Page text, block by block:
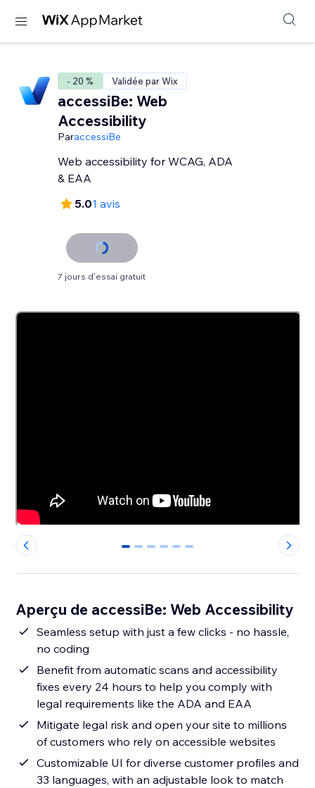
- 20 % Validée par Wix
accessiBe: Web
Accessibility
ParaccessiBe
Web accessibility for WCAG, ADA
& EAA
5.01 avis
7 jours d'essai gratuit
0 1 2 3 4 5
Aperçu de accessiBe: Web Accessibility
Seamless setup with just a few clicks - no hassle,
no coding
Benefit from automatic scans and accessibility
fixes every 24 hours to help you comply with
legal requirements like the ADA and EAA
Mitigate legal risk and open your site to millions
of customers who rely on accessible websites
Customizable UI for diverse customer profiles and
33 languages, with an adjustable look to match